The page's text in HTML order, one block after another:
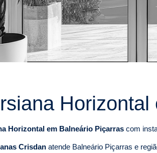
Horizontal em Balneário Piçarras com
Crisdan atende Balneário Piçarras e